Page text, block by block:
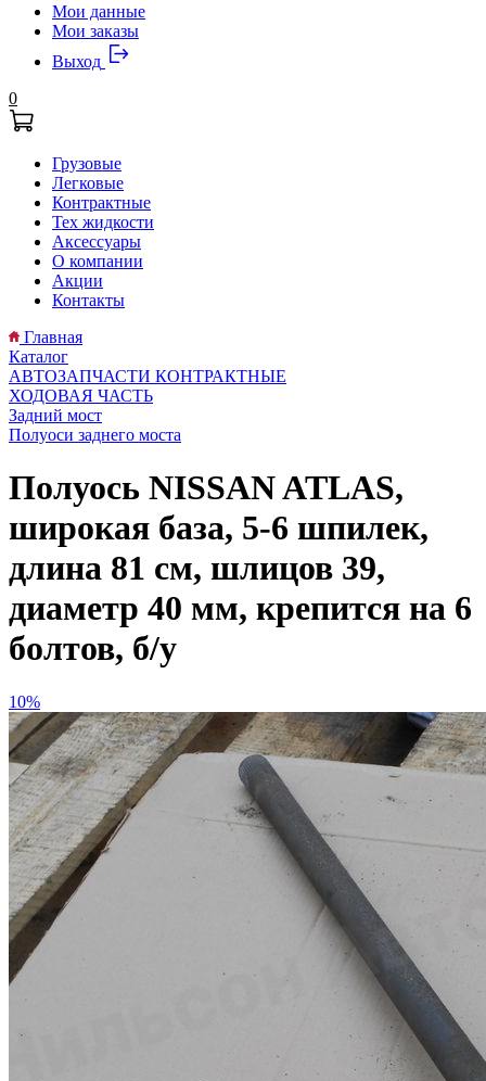
Мои данные
Мои заказы
Выход
0
Грузовые
Легковые
Контрактные
Тех жидкости
Аксессуары
О компании
Акции
Контакты
Главная
Каталог
АВТОЗАПЧАСТИ КОНТРАКТНЫЕ
ХОДОВАЯ ЧАСТЬ
Задний мост
Полуоси заднего моста
Полуось NISSAN ATLAS,
широкая база, 5-6 шпилек,
длина 81 см, шлицов 39,
диаметр 40 мм, крепится на 6
болтов, б/у
10%